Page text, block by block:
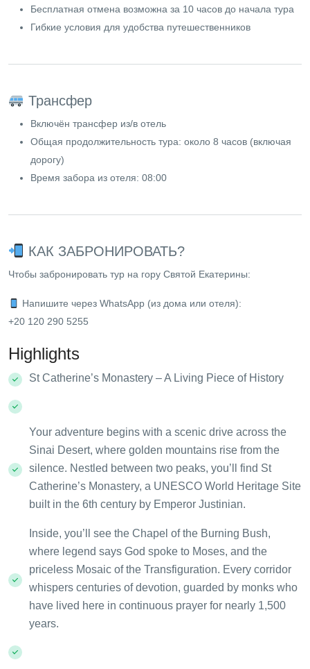
Бесплатная отмена возможна за 10 часов до начала тура
Гибкие условия для удобства путешественников
Трансфер
Включён трансфер из/в отель
Общая продолжительность тура: около 8 часов (включая
дорогу)
Время забора из отеля: 08:00
КАК ЗАБРОНИРОВАТЬ?
Чтобы забронировать тур на гору Святой Екатерины:
Напишите через WhatsApp (из дома или отеля):
+20 120 290 5255
Highlights
St Catherine’s Monastery – A Living Piece of History
Your adventure begins with a scenic drive across the
Sinai Desert, where golden mountains rise from the
silence. Nestled between two peaks, you’ll find St
Catherine’s Monastery, a UNESCO World Heritage Site
built in the 6th century by Emperor Justinian.
Inside, you’ll see the Chapel of the Burning Bush,
where legend says God spoke to Moses, and the
priceless Mosaic of the Transfiguration. Every corridor
whispers centuries of devotion, guarded by monks who
have lived here in continuous prayer for nearly 1,500
years.